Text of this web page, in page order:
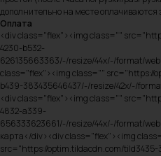
дополнительно на месте оплачиваются
Оплата
<div class="flex"><img class=""
4230-b532-
626135663363/-/resize/44x/-/format/
class="flex"><img class="" src="https://
b439-383435646437/-/resize/42x/-/
<div class="flex"><img class=""
4832-a339-
656333623661/-/resize/44x/-/format/
карта</div><div class="flex"><img
src="https://optim.tildacdn.com/